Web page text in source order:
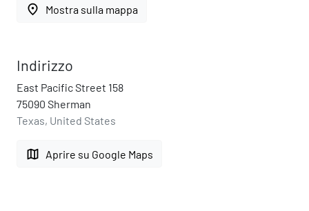
place Mostra sulla mappa
Indirizzo
East Pacific Street 158
75090 Sherman
Texas, United States
map Aprire su Google Maps